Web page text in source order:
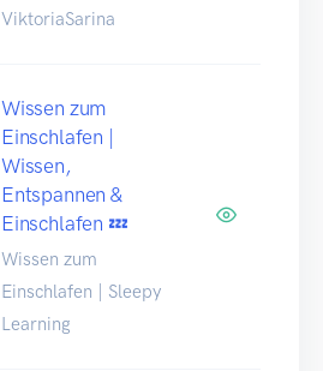
ViktoriaSarina
Wissen zum
Einschlafen |
Wissen,
Entspannen &
Einschlafen 💤
Wissen zum
Einschlafen | Sleepy
Learning